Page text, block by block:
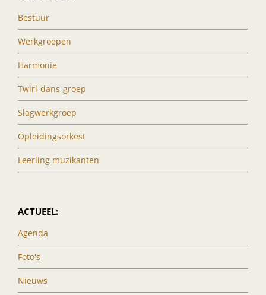
Bestuur
Werkgroepen
Harmonie
Twirl-dans-groep
Slagwerkgroep
Opleidingsorkest
Leerling muzikanten
ACTUEEL:
Agenda
Foto's
Nieuws